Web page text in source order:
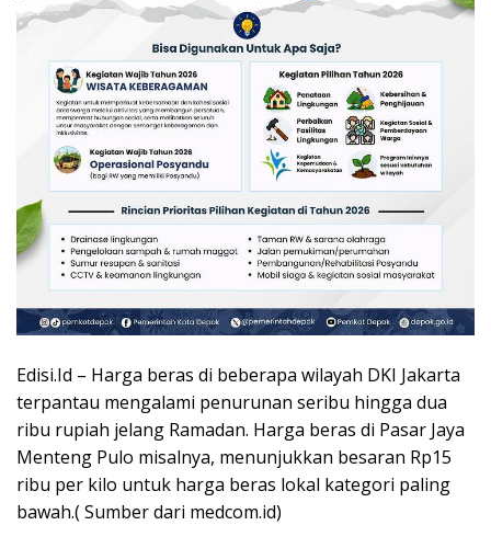
Edisi.Id – Harga beras di beberapa wilayah DKI Jakarta
terpantau mengalami penurunan seribu hingga dua
ribu rupiah jelang Ramadan. Harga beras di Pasar Jaya
Menteng Pulo misalnya, menunjukkan besaran Rp15
ribu per kilo untuk harga beras lokal kategori paling
bawah.( Sumber dari medcom.id)